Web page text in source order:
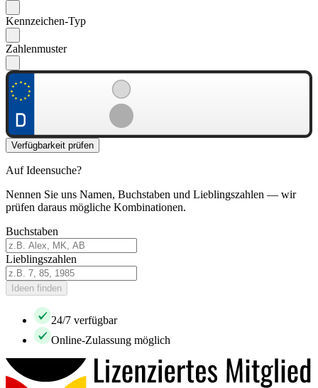
Kennzeichen-Typ
Zahlenmuster
Verfügbarkeit prüfen
Auf Ideensuche?
Nennen Sie uns Namen, Buchstaben und Lieblingszahlen — wir
prüfen daraus mögliche Kombinationen.
Buchstaben
Lieblingszahlen
Ideen finden
24/7 verfügbar
Online-Zulassung möglich